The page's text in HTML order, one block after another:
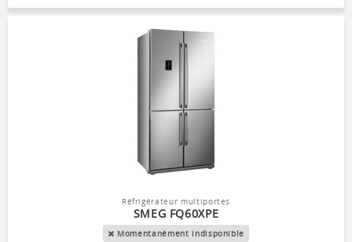
Réfrigérateur multiportes
SMEG FQ60XPE
Momentanément indisponible